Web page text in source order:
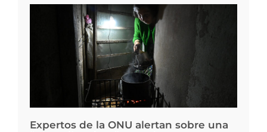
Expertos de la ONU alertan sobre una